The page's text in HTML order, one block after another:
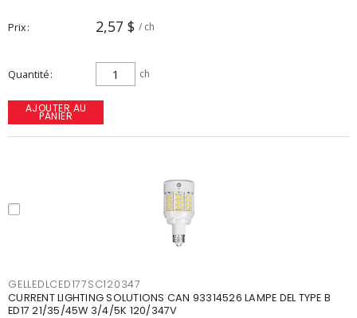
Prix 2,57 $ / ch
Quantité ch
AJOUTER AU
PANIER
GELLEDLCED177SC120347
CURRENT LIGHTING SOLUTIONS CAN 93314526 LAMPE DEL TYPE B
ED17 21/35/45W 3/4/5K 120/347V